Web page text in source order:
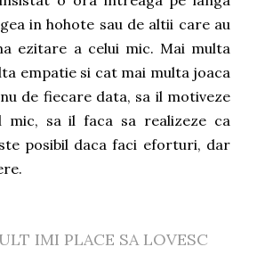
in hohote sau de altii care au
ezitare a celui mic. Mai multa
empatie si cat mai multa joaca
de fiecare data, sa il motiveze
mic, sa il faca sa realizeze ca
posibil daca faci eforturi, dar
IMI PLACE SA LOVESC